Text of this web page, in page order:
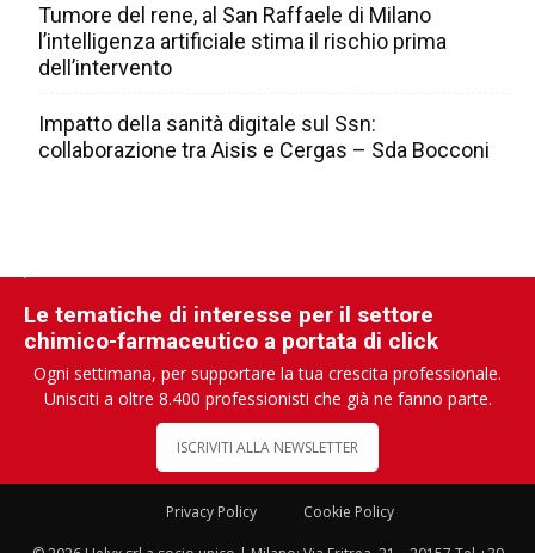
Tumore del rene, al San Raffaele di Milano
l’intelligenza artificiale stima il rischio prima
dell’intervento
Impatto della sanità digitale sul Ssn:
collaborazione tra Aisis e Cergas – Sda Bocconi
Le tematiche di interesse per il settore
chimico-farmaceutico a portata di click
Ogni settimana, per supportare la tua crescita professionale.
Unisciti a oltre 8.400 professionisti che già ne fanno parte.
ISCRIVITI ALLA NEWSLETTER
Privacy Policy Cookie Policy